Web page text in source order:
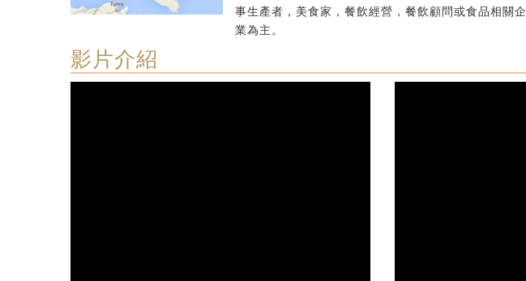
事生產者，美食家，餐飲經營，餐飲顧問或食品相關企
業為主。
影片介紹